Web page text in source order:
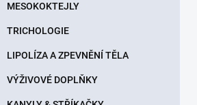
MESOKOKTEJLY
TRICHOLOGIE
LIPOLÍZA A ZPEVNĚNÍ TĚLA
VÝŽIVOVÉ DOPLŇKY